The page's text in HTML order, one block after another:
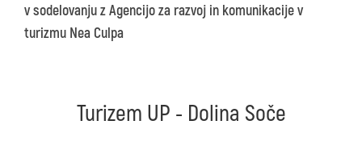
v sodelovanju z Agencijo za razvoj in komunikacije v
turizmu Nea Culpa
Turizem UP - Dolina Soče